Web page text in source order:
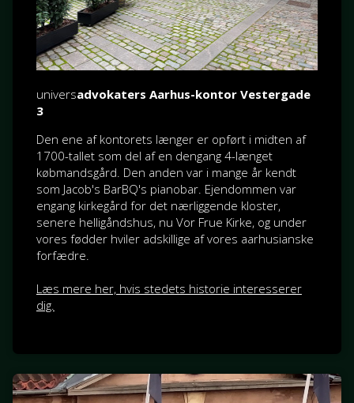
universadvokaters Aarhus-kontor Vestergade
3
Den ene af kontorets længer er opført i midten af
1700-tallet som del af en dengang 4-længet
købmandsgård. Den anden var i mange år kendt
som Jacob's BarBQ's pianobar. Ejendommen var
engang kirkegård for det nærliggende kloster,
senere helligåndshus, nu Vor Frue Kirke, og under
vores fødder hviler adskillige af vores aarhusianske
forfædre.
Læs mere her, hvis stedets historie interesserer
dig.